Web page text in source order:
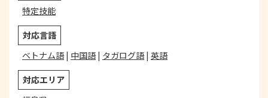
特定技能
対応言語
ベトナム語| 中国語| タガログ語| 英語
対応エリア